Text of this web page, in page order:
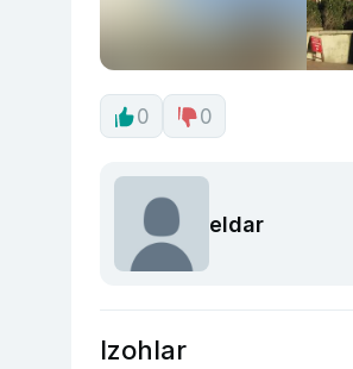
0 0
eldar
Izohlar